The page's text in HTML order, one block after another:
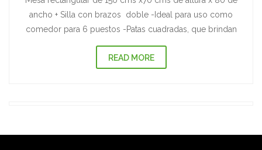
ancho + Silla con brazos doble -Ideal para uso como
comedor para 6 puestos -Patas cuadradas, que brindan
READ MORE